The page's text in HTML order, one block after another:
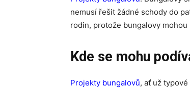
nemusí řešit žádné schody do
rodin, protože bungalovy
Kde se mohu
Projekty bungalovů, ať už